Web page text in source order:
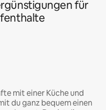
für
mit einer Küche und
du ganz bequem einen